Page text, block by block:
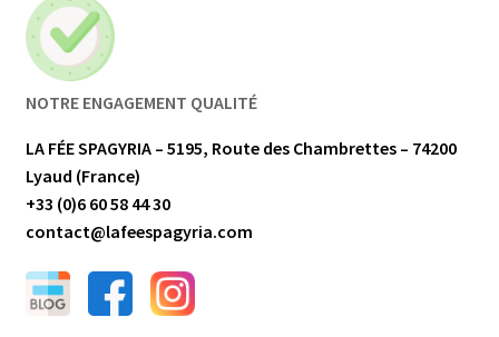
NOTRE ENGAGEMENT QUALITÉ
LA FÉE SPAGYRIA – 5195, Route des Chambrettes – 74200
Lyaud (France)
+33 (0)6 60 58 44 30
contact@lafeespagyria.com